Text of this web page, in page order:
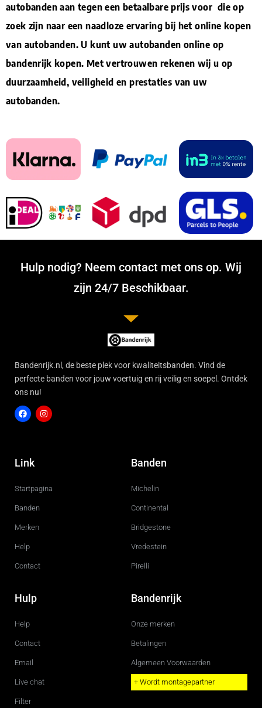
autobanden aan tegen een betaalbare prijs voor die op
zoek zijn naar een naadloze ervaring bij het online kopen
van autobanden. U kunt uw autobanden online op
bandenrijk kopen. Met vertrouwen rekenen wij u op
duurzaamheid, veiligheid en prestaties van uw
autobanden.
Hulp nodig? Neem contact met ons op. Wij
zijn 24/7 Beschikbaar.
Bandenrijk.nl, de beste plek voor kwaliteitsbanden. Vind de
perfecte banden voor jouw voertuig en rij veilig en soepel. Ontdek
ons nu!
c
e
o
g
r
Link
Startpagina
Banden
Merken
Help
Contact
Banden
Michelin
Continental
Bridgestone
Vredestein
Pirelli
Hulp
Help
Contact
Email
Live chat
Filter
Bandenrijk
Onze merken
Betalingen
Algemeen Voorwaarden
+ Wordt montagepartner